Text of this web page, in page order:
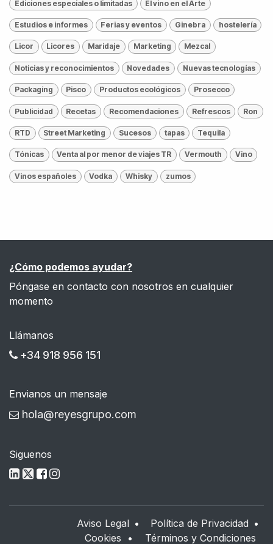
Ediciones especiales o limitadas El vino en el Arte
Estudios e informes Ferias y eventos Ginebra hostelería
Licor Licores Maridaje Marketing Mezcal
Noticias y reconocimientos Novedades Nuevas tecnologías
Packaging Pisco Productos ecológicos Prosecco
Publicidad Recetas Recomendaciones Refrescos Ron
RTD Street Marketing Sucesos tapas Tequila
Tónicas Venta al por menor de viajes TR Vermouth Vino
Vinos españoles Vodka Whisky zumos
¿Cómo podemos ayudar?
Póngase en contacto con nosotros en cualquier
momento
Llámanos
+34 918 956 151
Envianos un mensaje
hola@reyesgrupo.com
Siguenos
Aviso Legal • Política de Privacidad •
Cookies • Términos y Condiciones